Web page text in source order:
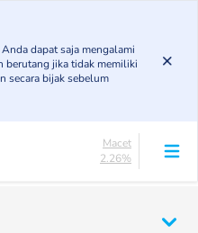
dapat saja mengalami
berutang jika tidak memiliki
secara bijak sebelum
3.78%
KL
5.37%
Macet
2.26%